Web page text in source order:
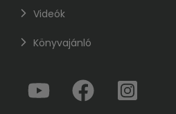
Videók
Könyvajánló